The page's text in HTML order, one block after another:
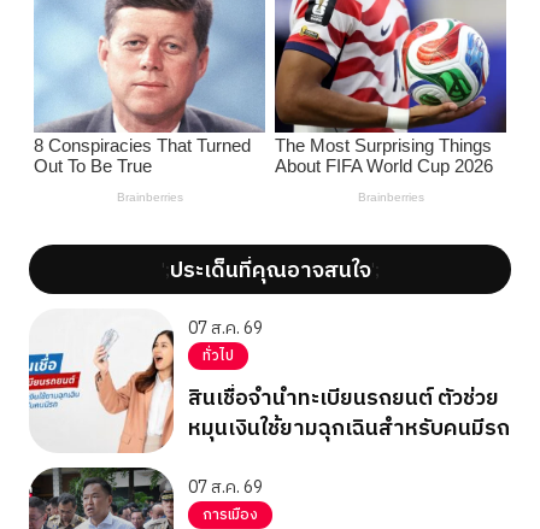
';ประเด็นที่คุณอาจสนใจ';
07 ส.ค. 69
ทั่วไป
สินเชื่อจำนำทะเบียนรถยนต์ ตัวช่วย
หมุนเงินใช้ยามฉุกเฉินสำหรับคนมีรถ
07 ส.ค. 69
การเมือง